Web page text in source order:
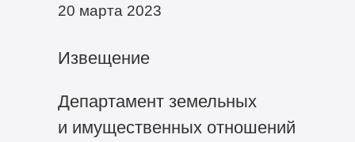
20 марта 2023
Извещение
Департамент земельных
и имущественных отношений